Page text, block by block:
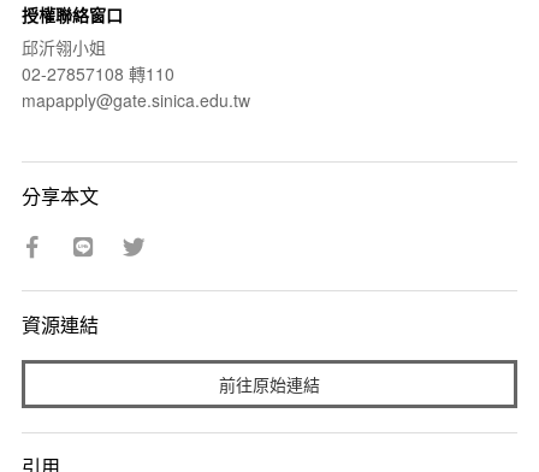
授權聯絡窗口
邱沂翎小姐
02-27857108 轉110
mapapply@gate.sinica.edu.tw
分享本文
資源連結
前往原始連結